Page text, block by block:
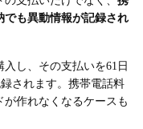
でも異動情報が記録され
し、その支払いを61日
されます。携帯電話料
作れなくなるケースも